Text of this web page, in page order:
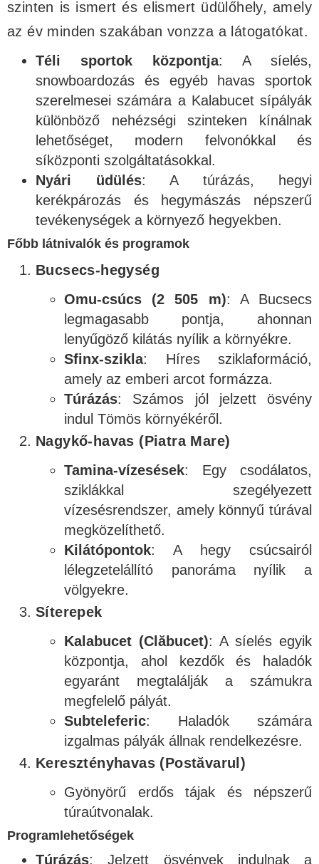
szinten is ismert és elismert üdülőhely, amely
az év minden szakában vonzza a látogatókat.
Téli sportok központja: A síelés,
snowboardozás és egyéb havas sportok
szerelmesei számára a Kalabucet sípályák
különböző nehézségi szinteken kínálnak
lehetőséget, modern felvonókkal és
síközponti szolgáltatásokkal.
Nyári üdülés: A túrázás, hegyi
kerékpározás és hegymászás népszerű
tevékenységek a környező hegyekben.
Főbb látnivalók és programok
Bucsecs-hegység
Omu-csúcs (2 505 m): A Bucsecs
legmagasabb pontja, ahonnan
lenyűgöző kilátás nyílik a környékre.
Sfinx-szikla: Híres sziklaformáció,
amely az emberi arcot formázza.
Túrázás: Számos jól jelzett ösvény
indul Tömös környékéről.
Nagykő-havas (Piatra Mare)
Tamina-vízesések: Egy csodálatos,
sziklákkal szegélyezett
vízesésrendszer, amely könnyű túrával
megközelíthető.
Kilátópontok: A hegy csúcsairól
lélegzetelállító panoráma nyílik a
völgyekre.
Síterepek
Kalabucet (Clăbucet): A síelés egyik
központja, ahol kezdők és haladók
egyaránt megtalálják a számukra
megfelelő pályát.
Subteleferic: Haladók számára
izgalmas pályák állnak rendelkezésre.
Keresztényhavas (Postăvarul)
Gyönyörű erdős tájak és népszerű
túraútvonalak.
Programlehetőségek
Túrázás: Jelzett ösvények indulnak a